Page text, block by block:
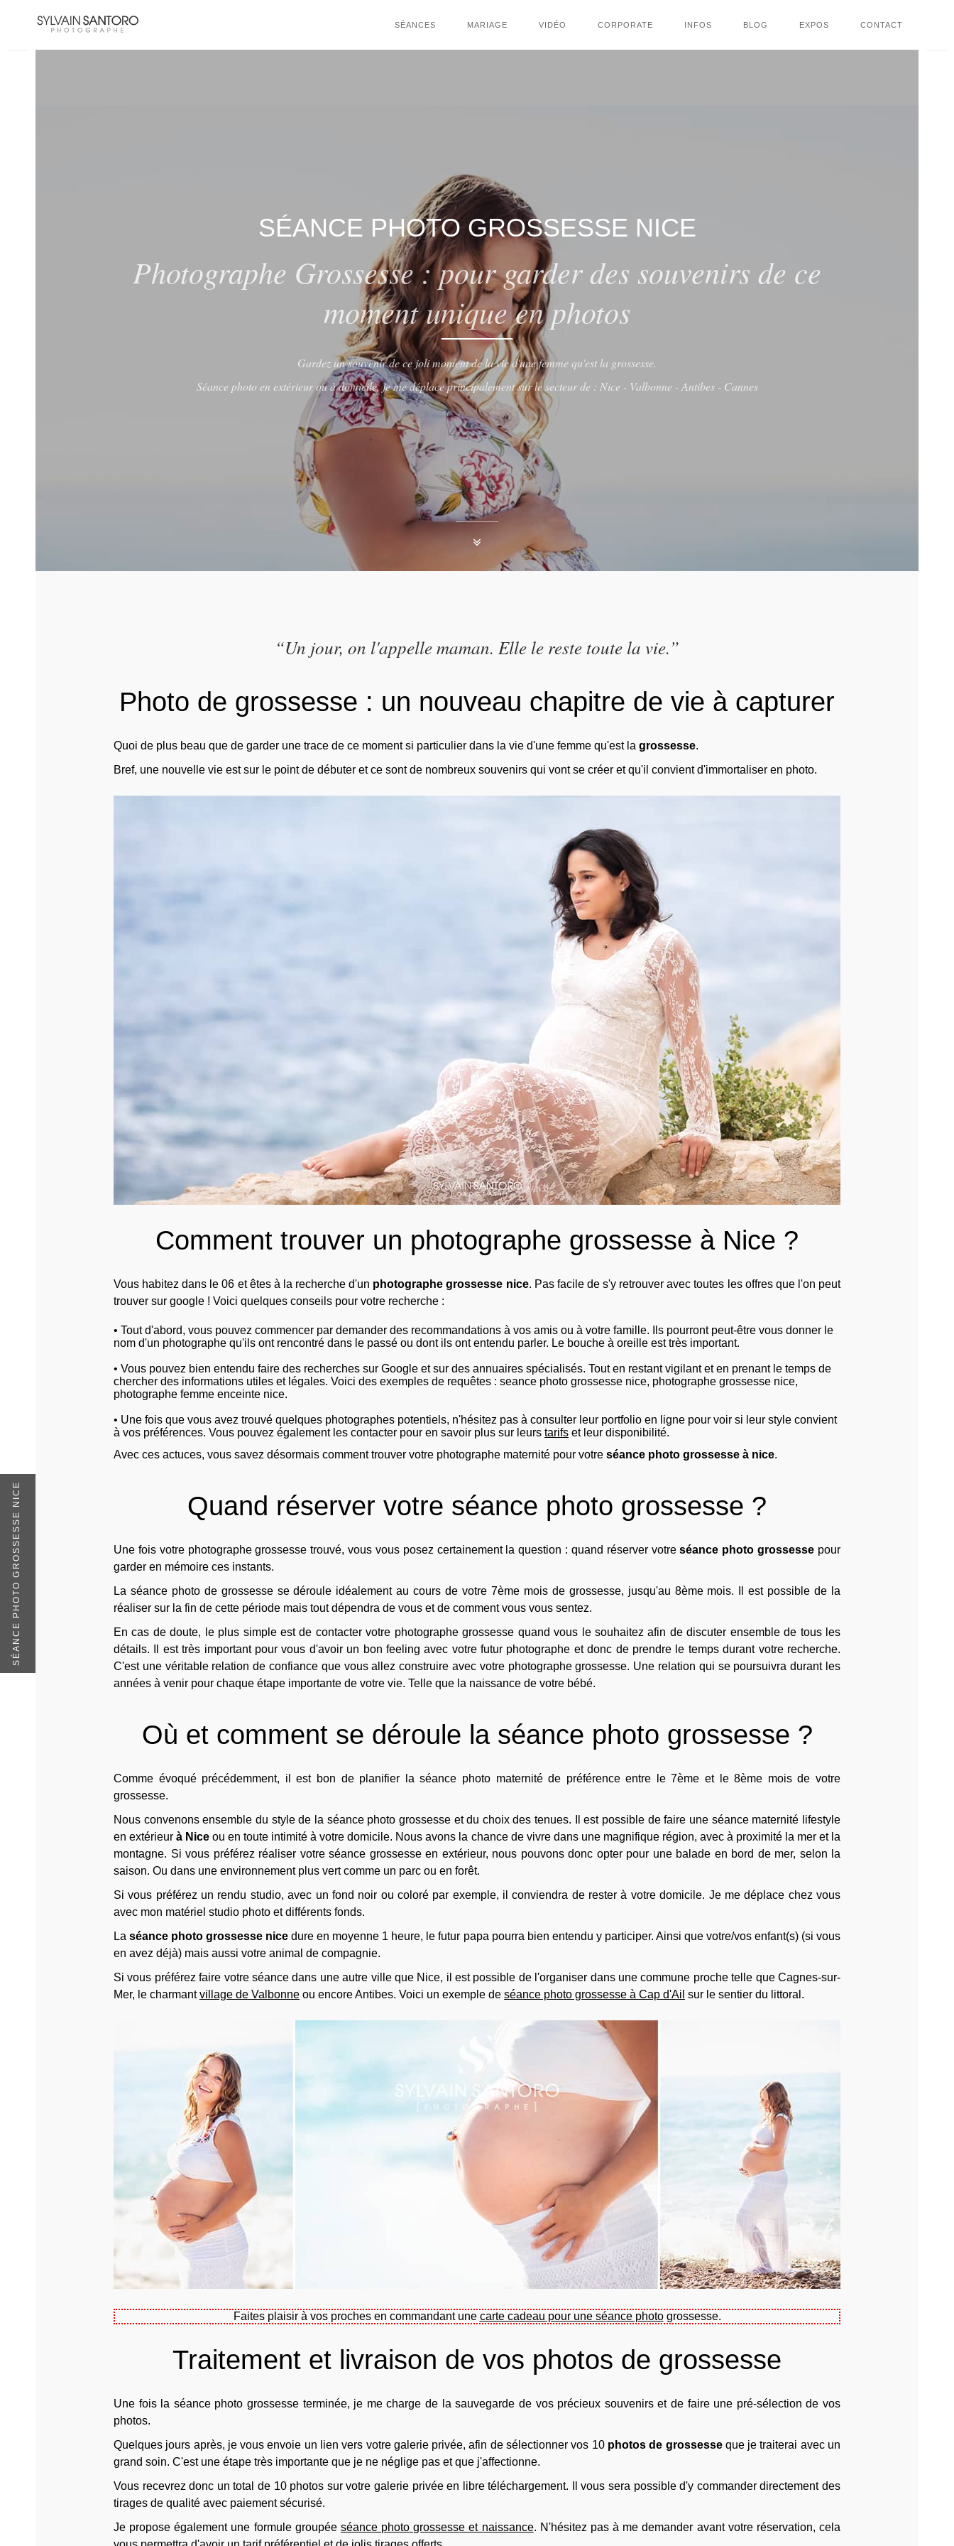
SÉANCES MARIAGE VIDÉO CORPORATE INFOS BLOG EXPOS CONTACT
SÉANCE PHOTO GROSSESSE NICE
SÉANCE PHOTO GROSSESSE NICE
Photographe Grossesse : pour garder des souvenirs de ce
moment unique en photos
Gardez un souvenir de ce joli moment de la vie d'une femme qu'est la grossesse.
Séance photo en extérieur ou à domicile, je me déplace principalement sur le secteur de : Nice - Valbonne - Antibes - Cannes
“Un jour, on l'appelle maman. Elle le reste toute la vie.”
Photo de grossesse : un nouveau chapitre de vie à capturer
Quoi de plus beau que de garder une trace de ce moment si particulier dans la vie d'une femme qu'est la grossesse.
Bref, une nouvelle vie est sur le point de débuter et ce sont de nombreux souvenirs qui vont se créer et qu'il convient d'immortaliser en photo.
Comment trouver un photographe grossesse à Nice ?
Vous habitez dans le 06 et êtes à la recherche d'un photographe grossesse nice. Pas facile de s'y retrouver avec toutes les offres que l'on peut
trouver sur google ! Voici quelques conseils pour votre recherche :
• Tout d'abord, vous pouvez commencer par demander des recommandations à vos amis ou à votre famille. Ils pourront peut-être vous donner le
nom d'un photographe qu'ils ont rencontré dans le passé ou dont ils ont entendu parler. Le bouche à oreille est très important.
• Vous pouvez bien entendu faire des recherches sur Google et sur des annuaires spécialisés. Tout en restant vigilant et en prenant le temps de
chercher des informations utiles et légales. Voici des exemples de requêtes : seance photo grossesse nice, photographe grossesse nice,
photographe femme enceinte nice.
• Une fois que vous avez trouvé quelques photographes potentiels, n'hésitez pas à consulter leur portfolio en ligne pour voir si leur style convient
à vos préférences. Vous pouvez également les contacter pour en savoir plus sur leurs tarifs et leur disponibilité.
Avec ces actuces, vous savez désormais comment trouver votre photographe maternité pour votre séance photo grossesse à nice.
Quand réserver votre séance photo grossesse ?
Une fois votre photographe grossesse trouvé, vous vous posez certainement la question : quand réserver votreséance photo grossesse pour
garder en mémoire ces instants.
La séance photo de grossesse se déroule idéalement au cours de votre 7ème mois de grossesse, jusqu'au 8ème mois. Il est possible de la
réaliser sur la fin de cette période mais tout dépendra de vous et de comment vous vous sentez.
En cas de doute, le plus simple est de contacter votre photographe grossesse quand vous le souhaitez afin de discuter ensemble de tous les
détails. Il est très important pour vous d'avoir un bon feeling avec votre futur photographe et donc de prendre le temps durant votre recherche.
C'est une véritable relation de confiance que vous allez construire avec votre photographe grossesse. Une relation qui se poursuivra durant les
années à venir pour chaque étape importante de votre vie. Telle que la naissance de votre bébé.
Où et comment se déroule la séance photo grossesse ?
Comme évoqué précédemment, il est bon de planifier la séance photo maternité de préférence entre le 7ème et le 8ème mois de votre
grossesse.
Nous convenons ensemble du style de la séance photo grossesse et du choix des tenues. Il est possible de faire une séance maternité lifestyle
en extérieurà Nice ou en toute intimité à votre domicile. Nous avons la chance de vivre dans une magnifique région, avec à proximité la mer et la
montagne. Si vous préférez réaliser votre séance grossesse en extérieur, nous pouvons donc opter pour une balade en bord de mer, selon la
saison. Ou dans une environnement plus vert comme un parc ou en forêt.
Si vous préférez un rendu studio, avec un fond noir ou coloré par exemple, il conviendra de rester à votre domicile. Je me déplace chez vous
avec mon matériel studio photo et différents fonds.
Laséance photo grossesse nice dure en moyenne 1 heure, le futur papa pourra bien entendu y participer. Ainsi que votre/vos enfant(s) (si vous
en avez déjà) mais aussi votre animal de compagnie.
Si vous préférez faire votre séance dans une autre ville que Nice, il est possible de l'organiser dans une commune proche telle que Cagnes-sur-
Mer, le charmantvillage de Valbonne ou encore Antibes. Voici un exemple de séance photo grossesse à Cap d'Ail sur le sentier du littoral.
Faites plaisir à vos proches en commandant une carte cadeau pour une séance photogrossesse.
Traitement et livraison de vos photos de grossesse
Une fois la séance photo grossesse terminée, je me charge de la sauvegarde de vos précieux souvenirs et de faire une pré-sélection de vos
photos.
Quelques jours après, je vous envoie un lien vers votre galerie privée, afin de sélectionner vos 10 photos de grossesseque je traiterai avec un
grand soin. C'est une étape très importante que je ne néglige pas et que j'affectionne.
Vous recevrez donc un total de 10 photos sur votre galerie privée en libre téléchargement. Il vous sera possible d'y commander directement des
tirages de qualité avec paiement sécurisé.
Je propose également une formule groupée séance photo grossesse et naissance. N'hésitez pas à me demander avant votre réservation, cela